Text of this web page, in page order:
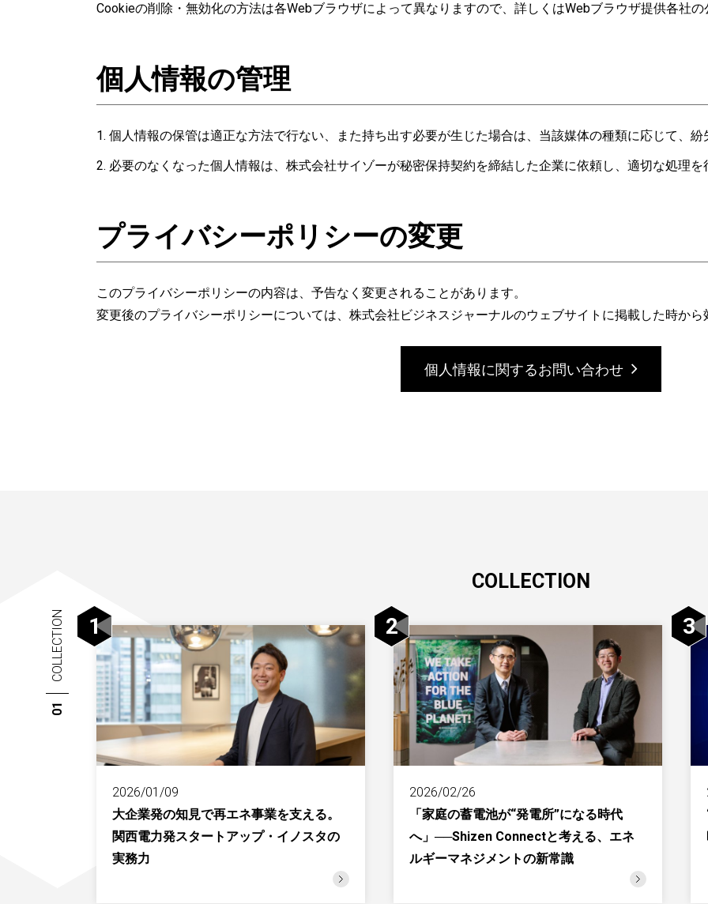
Cookieの削除・無効化の方法は各Webブラウザによって異なりますので、詳しくはWebブラウザ提供各社の
個人情報の管理
個人情報の保管は適正な方法で行ない、また持ち出す必要が生じた場合は、当該媒体の種類に応じて、紛
必要のなくなった個人情報は、株式会社サイゾーが秘密保持契約を締結した企業に依頼し、適切な処理を
プライバシーポリシーの変更
このプライバシーポリシーの内容は、予告なく変更されることがあります。
変更後のプライバシーポリシーについては、株式会社ビジネスジャーナルのウェブサイトに掲載した時から
個人情報に関するお問い合わせ
01
COLLECTION
COLLECTION
1
2026/01/09
大企業発の知見で再エネ事業を支える。
関西電力発スタートアップ・イノスタの
実務力
2
2026/02/26
「家庭の蓄電池が“発電所”になる時代
へ」──Shizen Connectと考える、エネ
ルギーマネジメントの新常識
3